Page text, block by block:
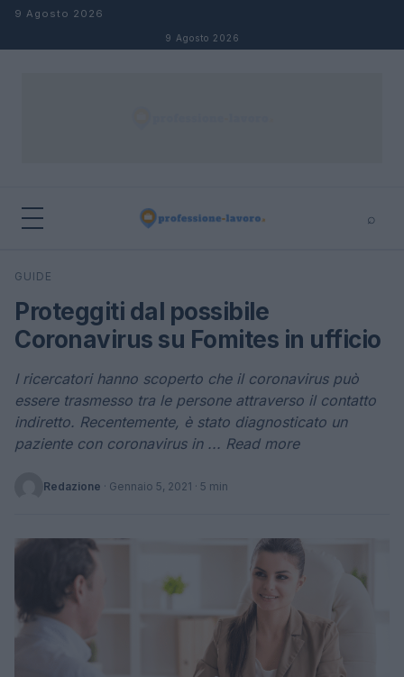
Salta al contenuto
9 Agosto 2026
9 Agosto 2026
⌕
Cerca
GUIDE
Proteggiti dal possibile
Coronavirus su Fomites in ufficio
I ricercatori hanno scoperto che il coronavirus può
essere trasmesso tra le persone attraverso il contatto
indiretto. Recentemente, è stato diagnosticato un
paziente con coronavirus in ... Read more
Redazione · Gennaio 5, 2021 · 5 min